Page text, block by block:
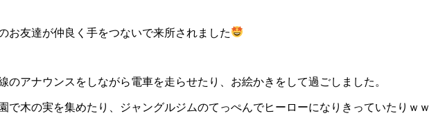
お友達が仲良く手をつないで来所されました
のアナウンスをしながら電車を走らせたり、お絵かきをして過ごしました。
で木の実を集めたり、ジャングルジムのてっぺんでヒーローになりきっていたりｗｗ